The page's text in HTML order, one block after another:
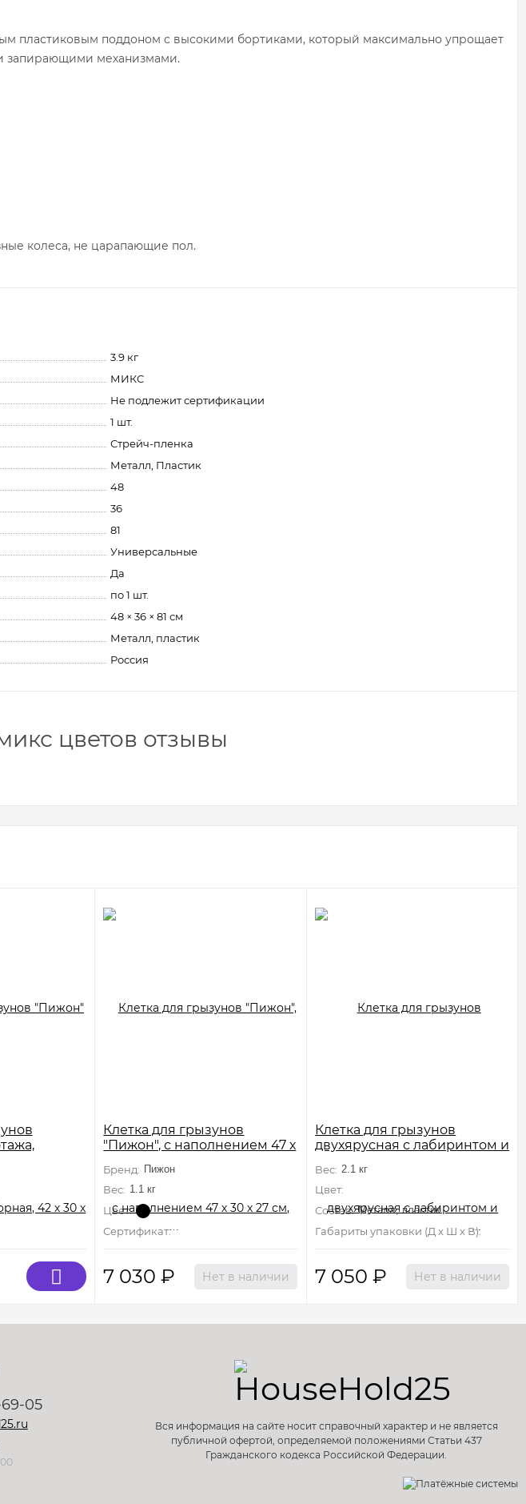
пластиковым поддоном с высокими бортиками, который максимально упрощает
запирающими механизмами.
колеса, не царапающие пол.
3.9 кг
МИКС
Не подлежит сертификации
1 шт.
Стрейч-пленка
Металл, Пластик
48
36
81
Универсальные
Да
по 1 шт.
48 × 36 × 81 см
Металл, пластик
Россия
цветов отзывы
беж
сертификации
Клетка для грызунов
"Пижон", с наполнением 47 х
Бренд: Пижон
Вес: 1.1 кг
Цвет:
Сертификат: Не подлежит сертификации
7 030₽ Нет в наличии
Клетка для грызунов
двухярусная с лабиринтом и
29 х 33 см
Вес: 2.1 кг
Цвет:
Состав: Металл, пластик
Габариты упаковки (Д х Ш х В):
7 050₽ Нет в наличии
05
Вся информация на сайте носит справочный характер и не является
публичной офертой, определяемой положениями Статьи 437
Гражданского кодекса Российской Федерации.